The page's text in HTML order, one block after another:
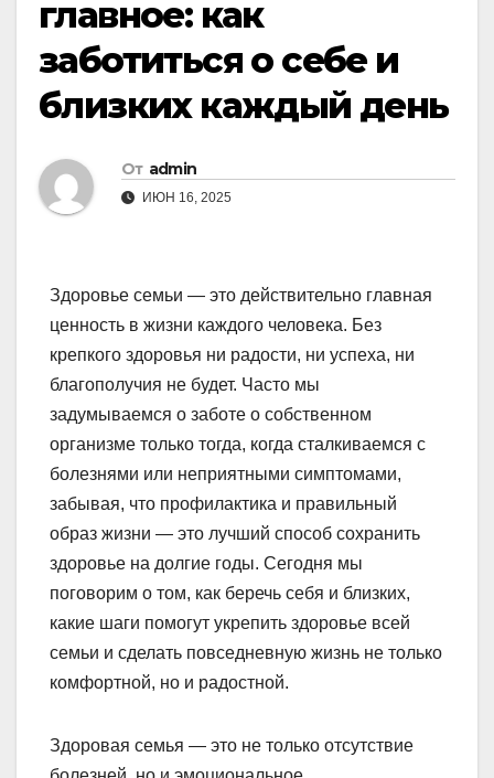
главное: как
заботиться о себе и
близких каждый день
От admin
ИЮН 16, 2025
Здоровье семьи — это действительно главная
ценность в жизни каждого человека. Без
крепкого здоровья ни радости, ни успеха, ни
благополучия не будет. Часто мы
задумываемся о заботе о собственном
организме только тогда, когда сталкиваемся с
болезнями или неприятными симптомами,
забывая, что профилактика и правильный
образ жизни — это лучший способ сохранить
здоровье на долгие годы. Сегодня мы
поговорим о том, как беречь себя и близких,
какие шаги помогут укрепить здоровье всей
семьи и сделать повседневную жизнь не только
комфортной, но и радостной.
Здоровая семья — это не только отсутствие